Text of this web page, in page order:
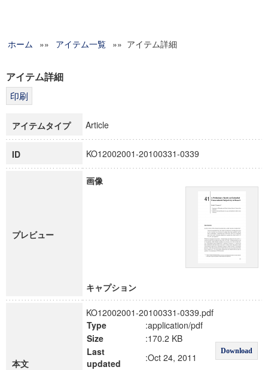
グローバルリサーチインスティテュート
科学研究費補助金研究成果報告書
博士課程教育リーディングプログラム「超成熟社会発展のサ
ホーム »» アイテム一覧 »» アイテム詳細
アイテム詳細
アイテムタイプ Article
ID KO12002001-20100331-0339
プレビュー
画像
キャプション
本文
KO12002001-20100331-0339.pdf
Type
:application/pdf
Download
Size
:170.2 KB
Last
updated
:Oct 24, 2011